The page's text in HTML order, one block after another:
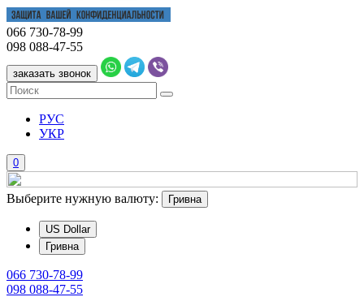
066 730-78-99
098 088-47-55
заказать звонок
РУС
УКР
0
Выберите нужную валюту: Гривна
US Dollar
Гривна
066 730-78-99
098 088-47-55